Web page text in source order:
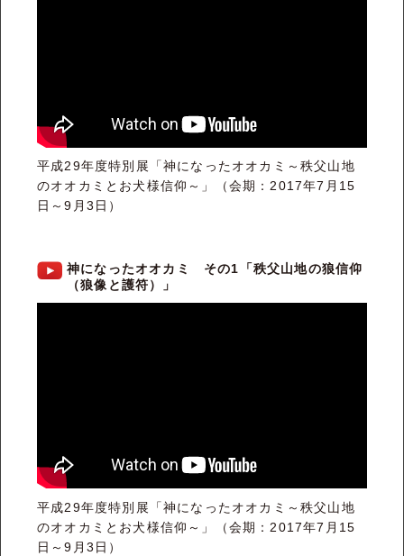
平成29年度特別展「神になったオオカミ～秩父山地
のオオカミとお犬様信仰～」（会期：2017年7月15
日～9月3日）
神になったオオカミ その1「秩父山地の狼信仰
（狼像と護符）」
平成29年度特別展「神になったオオカミ～秩父山地
のオオカミとお犬様信仰～」（会期：2017年7月15
日～9月3日）